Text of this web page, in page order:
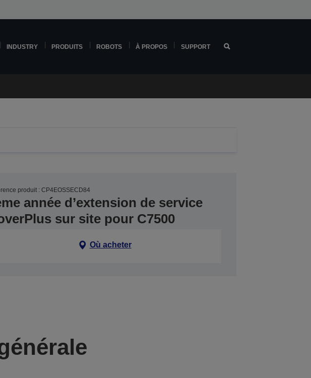
INDUSTRY PRODUITS ROBOTS À PROPOS SUPPORT
produit : CP4EOSSECD84
année d’extension de service
sur site pour C7500
Où acheter